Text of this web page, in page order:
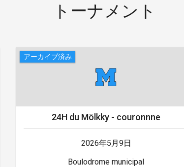
トーナメント
アーカイブ済み
24H du Mölkky - couronnne
2026年5月9日
Boulodrome municipal